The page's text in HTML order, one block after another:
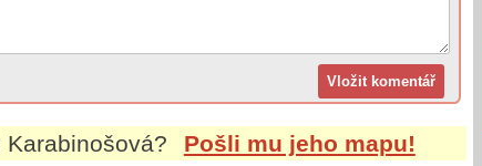
Karabinošová? Pošli mu jeho mapu!